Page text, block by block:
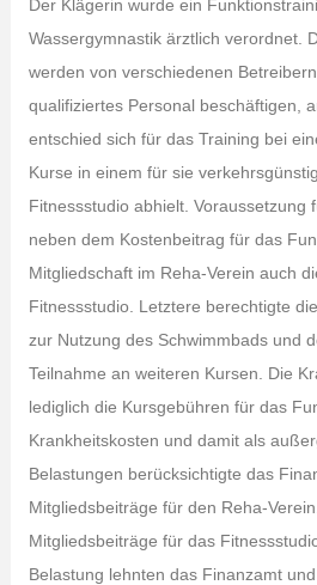
Der Klägerin wurde ein
Wassergymnastik ärztlich verordnet.
werden von verschiedenen
qualifiziertes Personal beschäftigen,
entschied sich für das Training bei
Kurse in einem für sie
Fitnessstudio abhielt. Voraussetzung
neben dem Kostenbeitrag für das
Mitgliedschaft im Reha-Verein auch
Fitnessstudio. Letztere berechtigte
zur Nutzung des Schwimmbads und
Teilnahme an weiteren Kursen. Die
lediglich die Kursgebühren für das
Krankheitskosten und damit als
Belastungen berücksichtigte das
Mitgliedsbeiträge für den Reha-
Mitgliedsbeiträge für das
Belastung lehnten das Finanzamt